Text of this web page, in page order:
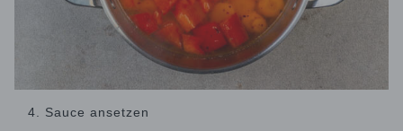
4. Sauce ansetzen